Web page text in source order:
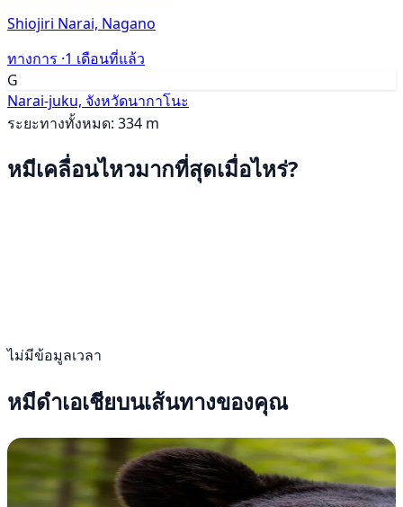
Shiojiri Narai, Nagano
ทางการ ·1 เดือนที่แล้ว
G
Narai-juku, จังหวัดนากาโนะ
ระยะทางทั้งหมด: 334 m
หมีเคลื่อนไหวมากที่สุดเมื่อไหร่?
ไม่มีข้อมูลเวลา
หมีดำเอเชียบนเส้นทางของคุณ